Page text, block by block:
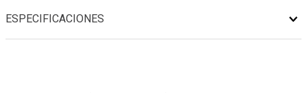
ESPECIFICACIONES